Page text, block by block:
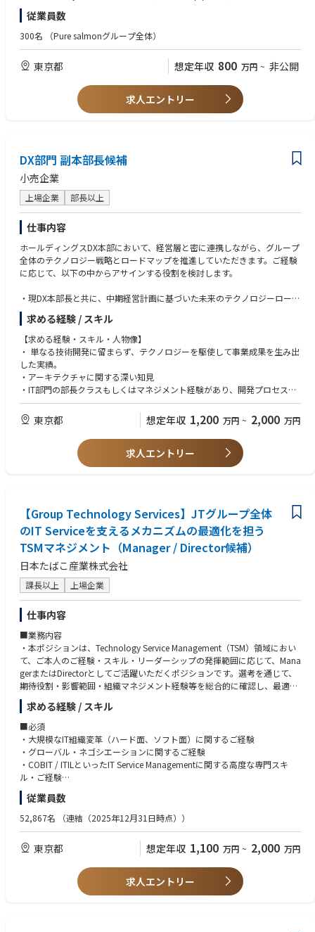
This role functions as the Business Unit Head for Pet Nutrition Japan.
The successful candidate will not only manage sales or product develop
ment, but will own the commercial and strategic development of the Pet
Nutrition activity: business strategy, customer pipeline, negotiations, pro
duct portfolio direction, pricing, margins, KPIs and coordination with th
e factory.
tionality into executable commercial opportunities.
It is not a pure commercial role, not a pure product role and not a factor
【Mission】
The mission of the Head of Pet Nutrition Japan is to transform Pure Salm
on Japan’s pet nutrition strategy into a commercially viable, measurable
and scalable business.
The role will focus on:
•defining and executing the Pet Nutrition business strategy in Japan;
•building the White/Private Label customer pipeline;
•leading commercial negotiations with customers and partners;
•shaping the product portfolio and innovation roadmap;
•managing pricing, margins, revenue targets and KPIs;
•assessing future opportunities for RAS-based products, wet formats an
d proprietary brands;
•coordinating internal teams to ensure that commercial ambition remain
s aligned with industrial capability.
The role is broad by design, but the first year should not attempt to activ
ate all strategic paths at once. The first priority is to build a credible Whit
e/Private Label and commercial foundation aligned with factory readine
ss. Premium, RAS-based, wet-format, DTC or proprietary brand opportu
nities should be sequenced according to proven customer demand, mar
gin potential and operational readiness.
・Business Strategy & Ownership
・Commercial Development & Customer Pipeline
・Factory & Operations Interface
・Market Intelligence & Competitive Positioning
・Partnerships & External Ecosystem
・Financial Discipline & Business Cases
on or new market from an early stage.
•Proven ability to lead negotiations with customers, distributors, retailer
s, industrial partners or strategic accounts.
s, technical teams, QA, R&D, supply chain and finance.
•Strong understanding of how industrial capacity, MOQ, formulation co
mplexity, QA, customer specifications and production constraints affect
commercial strategy.
•Ability to manage business performance through revenue, margin, pipel
•Strong strategic thinking combined with hands-on execution.
•Fluent English.
•Ability to operate in an early-stage or under-built business environment.
従業員数
300名 （Pure salmonグループ全体）
東京都 想定年収 800 万円 ~ 非公開
求人エントリー
DX部門 副本部長候補
小売企業
上場企業 部長以上
仕事内容
ホールディングスDX本部において、経営層と密に連携しながら、グループ
全体のテクノロジー戦略とロードマップを推進していただきます。ご経験
に応じて、以下の中からアサインする役割を検討します。
・現DX本部長と共に、中期経営計画に基づいた未来のテクノロジーロード
マップを描き、経営層へ提案・実行
・DX本部の次なるステージへ向けた経営と連動した投資管理の仕組みづく
りを副本部長と共に主導。
・AWSを活用したスクラッチ開発環境のアーキテクチャ設計をリードし、
技術的な優位性の確立
・テクノロジー領域の人材育成を推進し、組織全体の技術レベルの底上げ
と次世代リーダーの育成
【本ポジションの魅力】
・中期経営計画の根幹に関わり、未来の事業構造をテクノロジー面から共
同で構築できる醍醐味があります。
・将来的にはHDのCTO/本部長クラスを目指していただきます。経営層も
デジタル投資に積極的であり技術的な課題解決と経営課題の解決を同時に
求める経験 / スキル
【求める経験・スキル・人物像】
・ 単なる技術開発に留まらず、テクノロジーを駆使して事業成果を生み出
した実績。
・アーキテクチャに関する深い知見
・IT部門の部長クラスもしくはマネジメント経験があり、開発プロセスを
統括した経験。
・経営層と直接対話し、複雑な技術課題を分かりやすく説明・提言できる
論理的思考力と資料作成能力。
東京都 想定年収 1,200 万円 ~ 2,000 万円
求人エントリー
【Group Technology Services】JTグループ全体
のIT Serviceを支えるメカニズムの最適化を担う
TSMマネジメント（Manager / Director候補）
日本たばこ産業株式会社
課長以上 上場企業
仕事内容
■業務内容
・本ポジションは、Technology Service Management（TSM）領域におい
て、ご本人のご経験・スキル・リーダーシップの発揮範囲に応じて、Mana
gerまたはDirectorとしてご活躍いただくポジションです。選考を通じて、
期待役割・影響範囲・組織マネジメント経験等を総合的に確認し、最適な
グレードおよび役割を決定します。
●共通ミッション
「経営視点で国内外のJTグループ全体のIT Service*およびITServiceを支え
るメカニズムを最適化する」ために、以下の取組・業務を推進します。
・JTグループ全体のIT Serviceを支えるためのメカニズム（Policy & Pro
cess, Role & Responsibility）の最適化
および最適なIT人材開発スキームの構想と推進
・JTグループ全体のIT Serviceを支えるためのIT組織開発・IT要員開発に
対する助言と支援
・関係部門、海外拠点、外部パートナー等のステークホルダーとの連
携・プロジェクト推進
発、Datacenter、サービスデスク、ネットワーク等）
求める経験 / スキル
■必須
・大規模なIT組織変革（ハード面、ソフト面）に関するご経験
・グローバル・ネゴシエーションに関するご経験
・COBIT / ITILといったIT Service Managementに関する高度な専門スキ
ル・ご経験
・Policy, Standard, Procedure, GuidelineといったIT規約系に関する高度
な専門スキル・ご経験
・組織系のチェンジ・マネジメント・スキル
■歓迎要件
・組織立ち上げまたは変革フェーズにおける中核的な役割経験
・経営層・HQ・海外拠点との折衝、レポーティング経験
・複数プロジェクトの統括経験
従業員数
52,867名 （連結（2025年12月31日時点））
東京都 想定年収 1,100 万円 ~ 2,000 万円
求人エントリー